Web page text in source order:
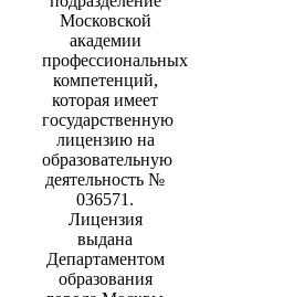
Московской
академии
профессиональных
компетенций,
которая имеет
государственную
лицензию на
образовательную
деятельность №
036571.
Лицензия
выдана
Департаментом
образования